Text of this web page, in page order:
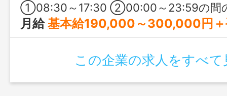
①08:30～17:30 ②00:00～23:59の間の8時間（交替シフト制） 基本は①、
月給基本給190,000～300,000円＋手当 ※賃金については、経験・
この企業の求人をすべて